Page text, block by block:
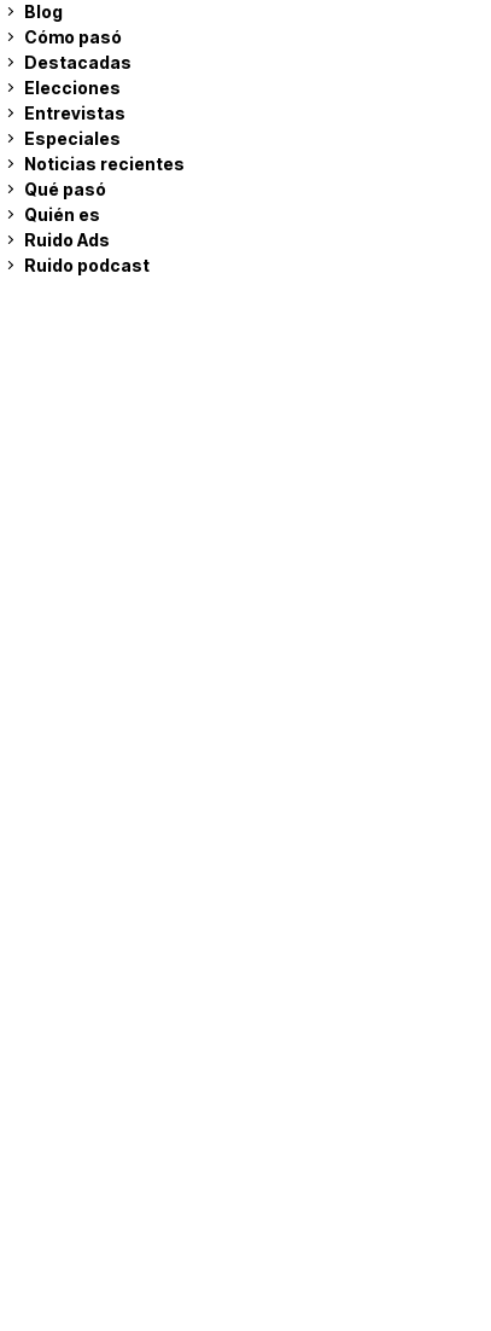
Blog
Cómo pasó
Destacadas
Elecciones
Entrevistas
Especiales
Noticias recientes
Qué pasó
Quién es
Ruido Ads
Ruido podcast